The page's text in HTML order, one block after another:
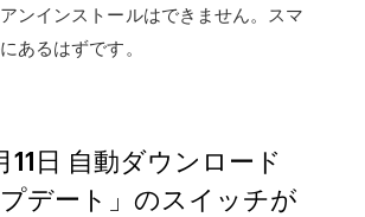
ンインストールはできません。スマ
あるはずです。
11日 自動ダウンロード
デート」のスイッチが